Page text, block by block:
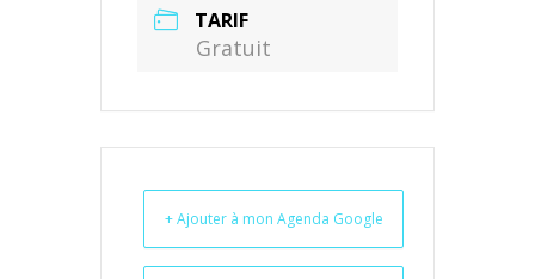
TARIF
Gratuit
+ Ajouter à mon Agenda Google